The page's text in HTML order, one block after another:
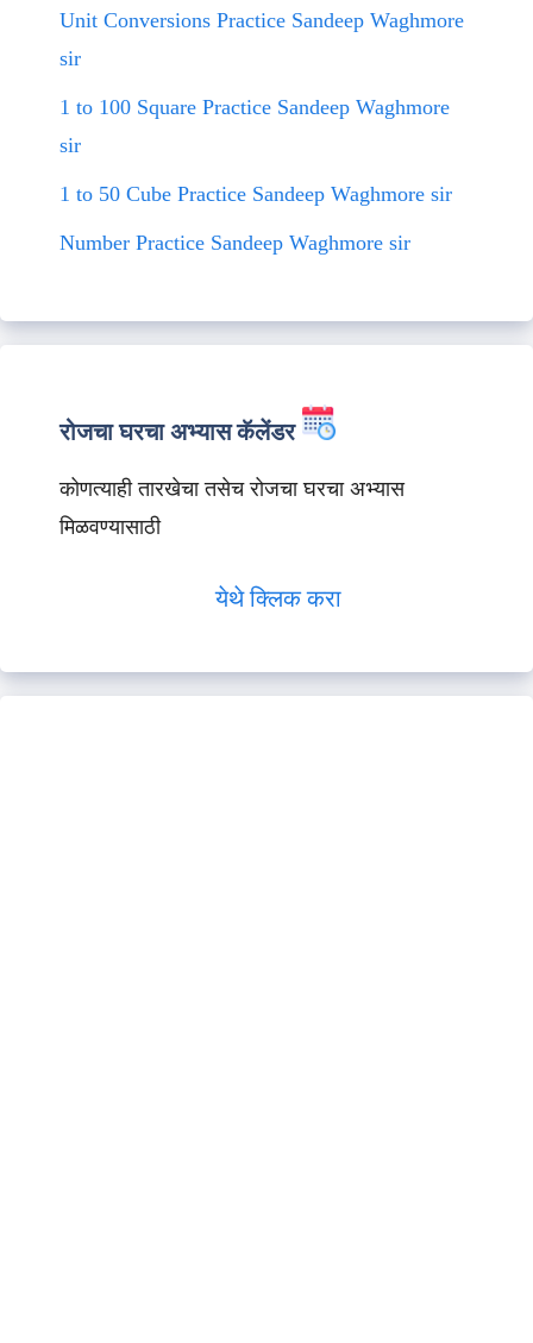
Unit Conversions Practice Sandeep Waghmore
sir
1 to 100 Square Practice Sandeep Waghmore
sir
1 to 50 Cube Practice Sandeep Waghmore sir
Number Practice Sandeep Waghmore sir
रोजचा घरचा अभ्यास कॅलेंडर
कोणत्याही तारखेचा तसेच रोजचा घरचा अभ्यास
मिळवण्यासाठी
येथे क्लिक करा